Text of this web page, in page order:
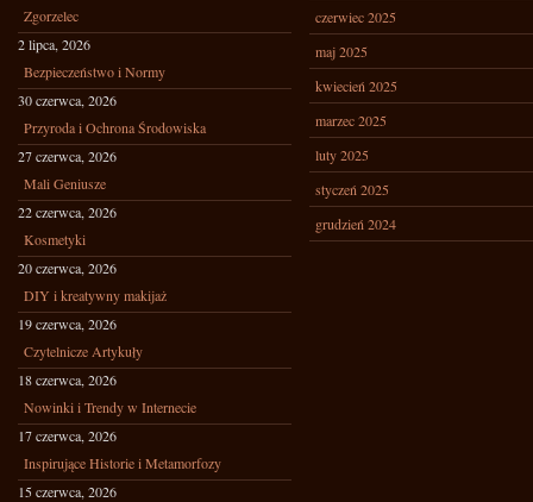
Zgorzelec
2 lipca, 2026
Bezpieczeństwo i Normy
30 czerwca, 2026
Przyroda i Ochrona Środowiska
27 czerwca, 2026
Mali Geniusze
22 czerwca, 2026
Kosmetyki
20 czerwca, 2026
DIY i kreatywny makijaż
19 czerwca, 2026
Czytelnicze Artykuły
18 czerwca, 2026
Nowinki i Trendy w Internecie
17 czerwca, 2026
Inspirujące Historie i Metamorfozy
15 czerwca, 2026
czerwiec 2025
maj 2025
kwiecień 2025
marzec 2025
luty 2025
styczeń 2025
grudzień 2024